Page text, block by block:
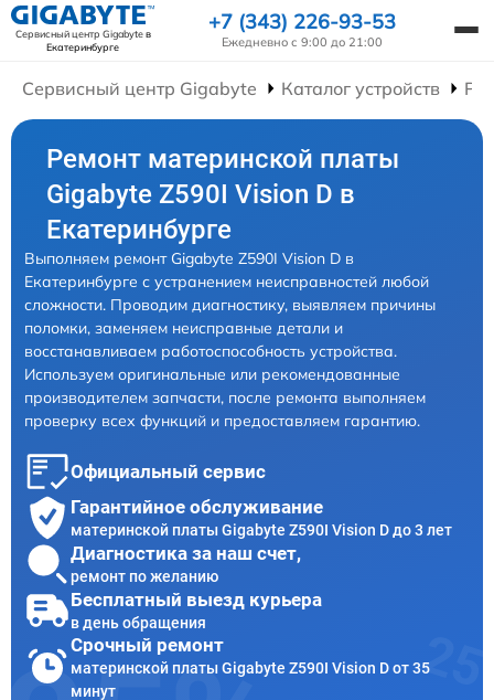
Сервисный центр Gigabyteв
Екатеринбурге
+7 (343) 226-93-53
Ежедневно с 9:00 до 21:00
Сервисный центр Gigabyte Каталог устройств
Ремонт материнской платы
Gigabyte Z590I Vision D в
Екатеринбурге
Выполняем ремонт Gigabyte Z590I Vision D в
Екатеринбурге с устранением неисправностей любой
сложности. Проводим диагностику, выявляем причины
поломки, заменяем неисправные детали и
восстанавливаем работоспособность устройства.
Используем оригинальные или рекомендованные
производителем запчасти, после ремонта выполняем
проверку всех функций и предоставляем гарантию.
Официальный сервис
Гарантийное обслуживание
материнской платы Gigabyte Z590I Vision D до 3 лет
Диагностика за наш счет,
ремонт по желанию
Бесплатный выезд курьера
в день обращения
Срочный ремонт
материнской платы Gigabyte Z590I Vision D от 35
минут